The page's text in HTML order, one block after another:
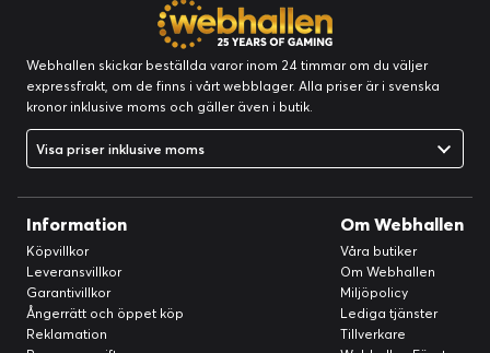
Webhallen skickar beställda varor inom 24 timmar om du väljer
expressfrakt, om de finns i vårt webblager. Alla priser är i svenska
kronor inklusive moms och gäller även i butik.
Visa priser inklusive moms
Information
Köpvillkor
Leveransvillkor
Garantivillkor
Ångerrätt och öppet köp
Reklamation
Om Webhallen
Våra butiker
Om Webhallen
Miljöpolicy
Lediga tjänster
Tillverkare